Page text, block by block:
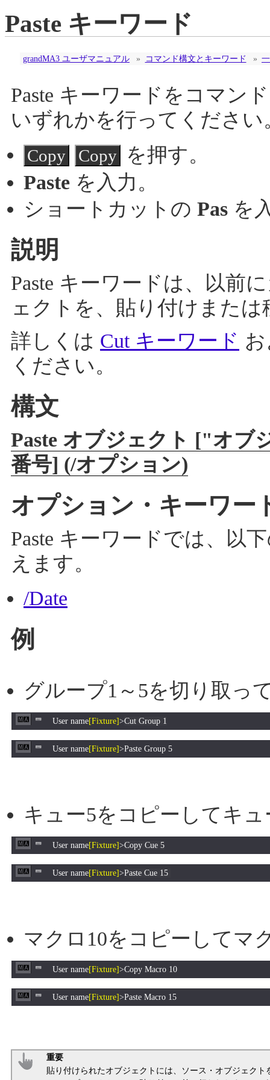
Paste キーワード
grandMA3 ユーザマニュアル » コマンド構文とキーワード »
Paste キーワードをコマン
いずれかを行ってください
Copy Copy を押す。
Paste を入力。
ショートカットの Pas を
説明
Paste キーワードは、以前
ェクトを、貼り付けまたは
詳しくは Cut キーワード
ください。
構文
Paste オブジェクト ["オブ
番号] (/オプション)
オプション・キーワー
Paste キーワードでは、以
えます。
/Date
例
グループ1～5を切り取っ
User name[Fixture]>Cut Group 1
User name[Fixture]>Paste Group 5
キュー5をコピーしてキ
User name[Fixture]>Copy Cue 5
User name[Fixture]>Paste Cue 15
マクロ10をコピーしてマ
User name[Fixture]>Copy Macro 10
User name[Fixture]>Paste Macro 15
重要
貼り付けられたオブジェクトには、ソース・オブジェク